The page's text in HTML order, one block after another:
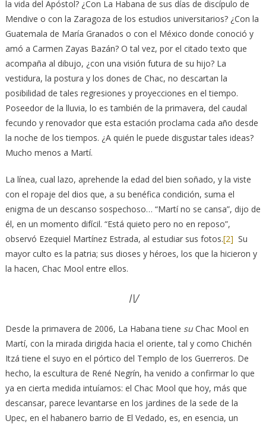
la vida del Apóstol? ¿Con La Habana de sus días de discípulo de
Mendive o con la Zaragoza de los estudios universitarios? ¿Con la
Guatemala de María Granados o con el México donde conoció y
amó a Carmen Zayas Bazán? O tal vez, por el citado texto que
acompaña al dibujo, ¿con una visión futura de su hijo? La
vestidura, la postura y los dones de Chac, no descartan la
posibilidad de tales regresiones y proyecciones en el tiempo.
Poseedor de la lluvia, lo es también de la primavera, del caudal
fecundo y renovador que esta estación proclama cada año desde
la noche de los tiempos. ¿A quién le puede disgustar tales ideas?
Mucho menos a Martí.
La línea, cual lazo, aprehende la edad del bien soñado, y la viste
con el ropaje del dios que, a su benéfica condición, suma el
enigma de un descanso sospechoso… “Martí no se cansa”, dijo de
él, en un momento difícil. “Está quieto pero no en reposo”,
observó Ezequiel Martínez Estrada, al estudiar sus fotos.[2] Su
mayor culto es la patria; sus dioses y héroes, los que la hicieron y
la hacen, Chac Mool entre ellos.
IV
Desde la primavera de 2006, La Habana tiene suChac Mool en
Martí, con la mirada dirigida hacia el oriente, tal y como Chichén
Itzá tiene el suyo en el pórtico del Templo de los Guerreros. De
hecho, la escultura de René Negrín, ha venido a confirmar lo que
ya en cierta medida intuíamos: el Chac Mool que hoy, más que
descansar, parece levantarse en los jardines de la sede de la
Upec, en el habanero barrio de El Vedado, es, en esencia, un